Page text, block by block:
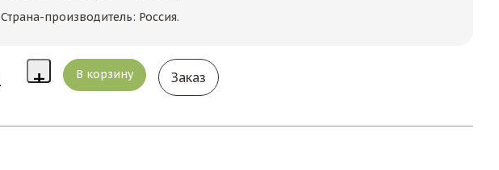
Страна-производитель: Россия.
Заказ